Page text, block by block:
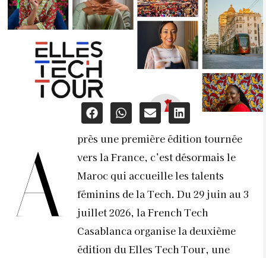
A
près une première édition tournée
vers la France, c’est désormais le
Maroc qui accueille les talents
féminins de la Tech. Du 29 juin au 3
juillet 2026, la French Tech
Casablanca organise la deuxième
édition du Elles Tech Tour, une